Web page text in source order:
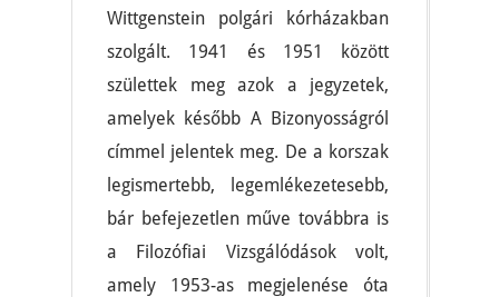
Wittgenstein polgári kórházakban
szolgált. 1941 és 1951 között
születtek meg azok a jegyzetek,
amelyek később A Bizonyosságról
címmel jelentek meg. De a korszak
legismertebb, legemlékezetesebb,
bár befejezetlen műve továbbra is
a Filozófiai Vizsgálódások volt,
amely 1953-as megjelenése óta